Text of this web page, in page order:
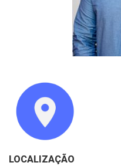
LOCALIZAÇÃO